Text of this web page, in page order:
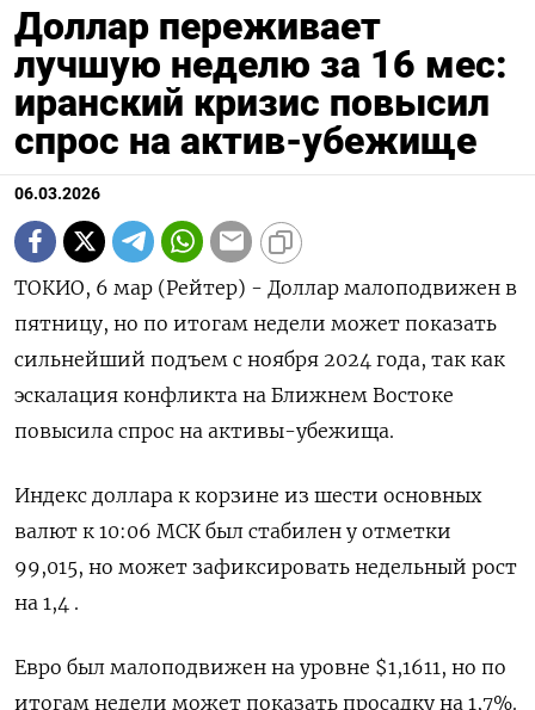
Доллар переживает
лучшую неделю за 16 мес:
иранский кризис повысил
спрос на актив-убежище
06.03.2026
ТОКИО, 6 мар (Рейтер) - Доллар малоподвижен в
пятницу, но по итогам недели может показать
сильнейший подъем с ноября 2024 года, так как
эскалация конфликта ‌на Ближнем Востоке
повысила спрос на активы-убежища.
Индекс доллара к корзине из шести основных
валют к 10:06 МСК был стабилен у отметки
99,015, но ​может зафиксировать недельный рост
на ​1,4 .
Евро был ​малоподвижен на ⁠уровне $1,1611, но по
итогам недели может показать просадку ‌на 1,7%.